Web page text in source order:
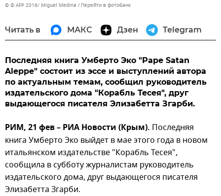
© © AFP 2016/ Miguel Medina Перейти в фотобанк
Читать в МАКС Дзен Telegram
Последняя книга Умберто Эко "Pape Satan
Aleppe" состоит из эссе и выступлений автора
по актуальным темам, сообщил руководитель
издательского дома "Корабль Тесея", друг
выдающегося писателя Элизабетта Згарби.
РИМ, 21 фев – РИА Новости (Крым). Последняя
книга Умберто Эко выйдет в мае этого года в новом
итальянском издательстве "Корабль Тесея",
сообщила в субботу журналистам руководитель
издательского дома, друг выдающегося писателя
Элизабетта Згарби.